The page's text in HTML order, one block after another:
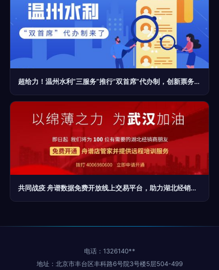
超给力！温州水利“三服务”推行“双首席”代办制，创新票务代理服务
共同战疫 舟谱数据免费开放线上交易平台，助力湖北经销商转型突围
电话：1326140**
地址：北京市丰台区丰科路6号院3号楼5层504-499